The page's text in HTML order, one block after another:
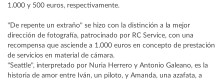
1.000 y 500 euros, respectivamente.
"De repente un extraño" se hizo con la distinción a la mejor
dirección de fotografía, patrocinado por RC Service, con una
recompensa que asciende a 1.000 euros en concepto de prestación
de servicios en material de cámara.
"Seattle", interpretado por Nuria Herrero y Antonio Galeano, es la
historia de amor entre Iván, un piloto, y Amanda, una azafata, a